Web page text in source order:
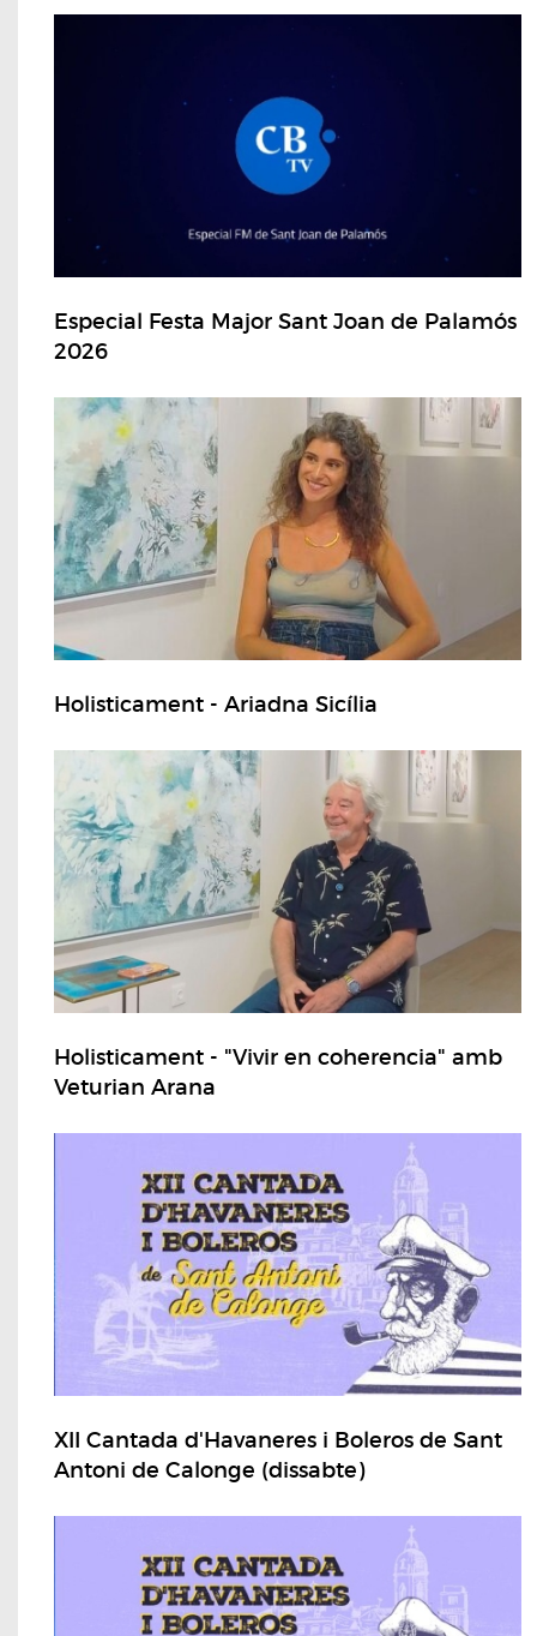
Especial Festa Major Sant Joan de Palamós
2026
Holisticament - Ariadna Sicília
Holisticament - "Vivir en coherencia" amb
Veturian Arana
XII Cantada d'Havaneres i Boleros de Sant
Antoni de Calonge (dissabte)